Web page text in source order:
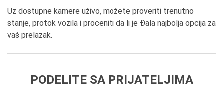
Uz dostupne kamere uživo, možete proveriti trenutno
stanje, protok vozila i proceniti da li je Đala najbolja opcija za
vaš prelazak.
PODELITE SA PRIJATELJIMA